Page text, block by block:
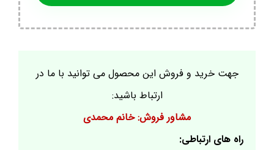
جهت خرید و فروش این محصول می توانید با ما در
ارتباط باشید:
مشاور فروش: خانم محمدی
راه های ارتباطی: